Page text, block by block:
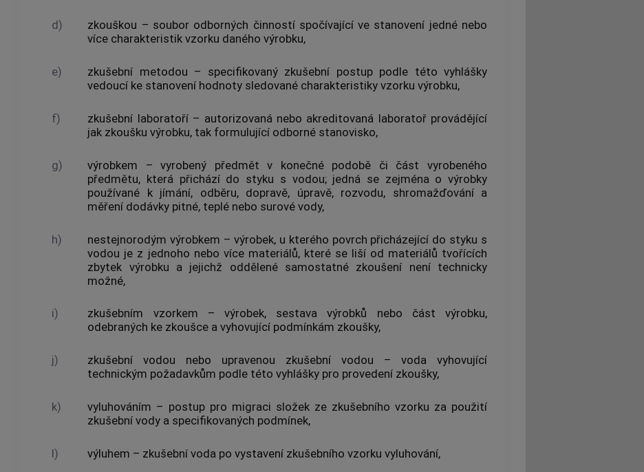
d) zkouškou – soubor odborných činností spočívající ve stanovení jedné nebo
více charakteristik vzorku danéhovýrobku,
e) zkušební metodou – specifikovaný zkušební postup podle této vyhlášky
vedoucí ke stanovení hodnoty sledované charakteristiky vzorkuvýrobku,
f) zkušební laboratoří– autorizovaná nebo akreditovaná laboratoř provádějící
jak zkoušku výrobku, tak formulující odborné stanovisko,
g) výrobkem – vyrobený předmět v konečné podobě či část vyrobeného
předmětu, která přichází do styku s vodou; jedná se zejména o výrobky
používané k jímání, odběru, dopravě, úpravě, rozvodu, shromažďování a
měření dodávky pitné, teplé nebo surové vody,
h) nestejnorodým výrobkem – výrobek, u kterého povrch přicházející do styku s
vodou je z jednoho nebo více materiálů, které se liší od materiálů tvořících
zbytek výrobku a jejichž oddělené samostatné zkoušení není technicky
možné,
i) zkušebním vzorkem – výrobek, sestavavýrobků nebo část výrobku,
odebraných ke zkoušce a vyhovující podmínkám zkoušky,
j) zkušební vodou nebo upravenou zkušební vodou – voda vyhovující
technickým požadavkům podle této vyhlášky pro provedení zkoušky,
k) vyluhováním – postup pro migraci složek ze zkušebního vzorku za použití
zkušební vody a specifikovaných podmínek,
l) výluhem – zkušební voda po vystavení zkušebního vzorku vyluhování,